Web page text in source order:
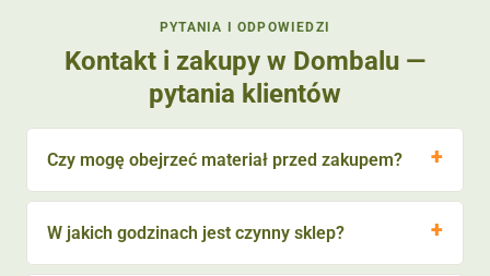
PYTANIA I ODPOWIEDZI
Kontakt i zakupy w Dombalu —
pytania klientów
Czy mogę obejrzeć materiał przed zakupem?
W jakich godzinach jest czynny sklep?